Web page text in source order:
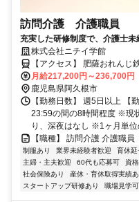
訪問介護 介護職員
充実した研修制度で、介護士
歓迎！！様々な年代のスタッフ
株式会社ニチイ学館
【アクセス】 肥薩おれんじ鉄道阿久
阿久根市 鶴見町201林ﾋﾞﾙ1F2号室 ■アクセス 肥薩おれん
根駅 徒歩15分
月給217,200円～236,700円
鹿児島県阿久根市
【勤務日数】 週5日以上 【
23:59の間の8時間程度 ※現
り、深夜はなし ※1ヶ月単
【職種】 訪問介護 介護職
制服あり 業界未経験者歓迎 育休延
主婦・主夫歓迎
60代も応募可 資
社会保険あり
産休・育休取得実績あ
スタートアップ研修あり
職場見学可